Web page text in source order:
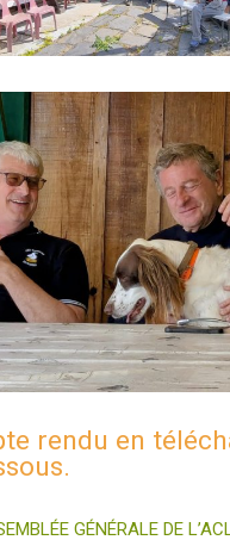
rendu en
GÉNÉRALE DE